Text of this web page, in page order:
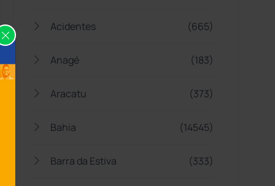
Acidentes (665)
Anagé (183)
Aracatu (373)
Bahia (14545)
Barra da Estiva (333)